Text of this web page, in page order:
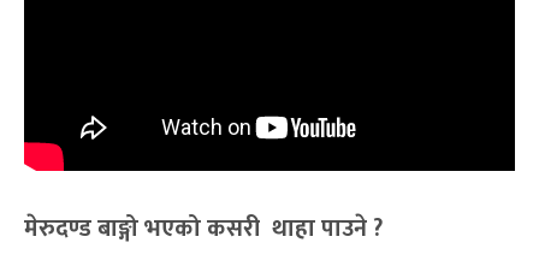
मेरुदण्ड बाङ्गो भएको कसरी थाहा पाउने ?